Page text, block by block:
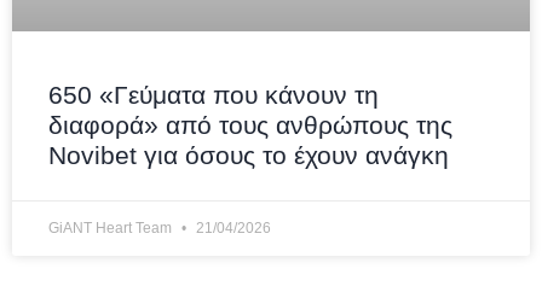
650 «Γεύματα που κάνουν τη
διαφορά» από τους ανθρώπους της
Novibet για όσους το έχουν ανάγκη
GiANT Heart Team 21/04/2026